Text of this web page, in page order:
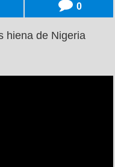
0
hiena de Nigeria